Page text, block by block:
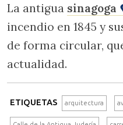
La antigua sinagoga
incendio en 1845 y
de forma circular,
actualidad.
ETIQUETAS arquitectura